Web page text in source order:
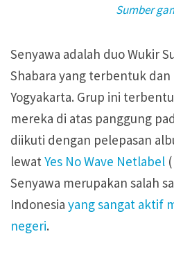
Sumber
Senyawa adalah duo Wukir
Shabara yang terbentuk dan
Yogyakarta. Grup ini
mereka di atas panggung
diikuti dengan pelepasan
lewat Yes No Wave Netlabel (
Senyawa merupakan salah
Indonesia yang sangat aktif
negeri.